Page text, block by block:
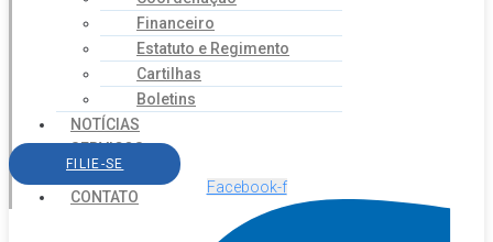
Financeiro
Estatuto e Regimento
Cartilhas
Boletins
NOTÍCIAS
SERVIÇOS
AGENDA
CONTATO
FILIE-SE
Facebook-f